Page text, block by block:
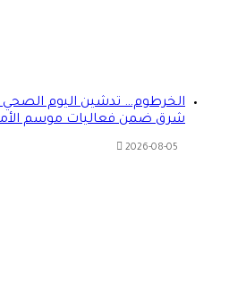
الخرطوم… تدشين اليوم الصحي
شرق ضمن فعاليات موسم الأمن
2026-08-05